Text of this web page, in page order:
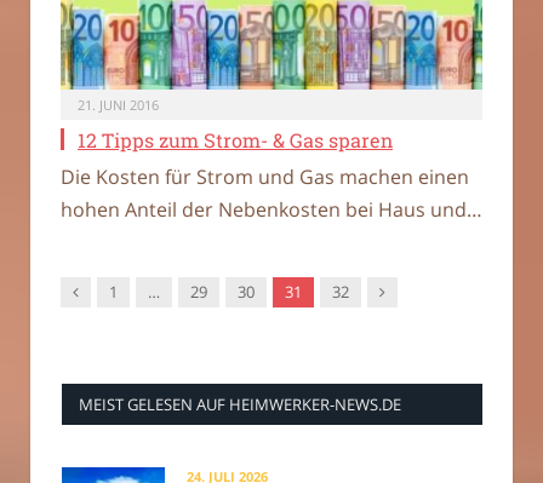
21. JUNI 2016
12 Tipps zum Strom- & Gas sparen
Die Kosten für Strom und Gas machen einen
hohen Anteil der Nebenkosten bei Haus und…
Vorgänger
1 … 29 30 31 32 Nachfolger
MEIST GELESEN AUF HEIMWERKER-NEWS.DE
24. JULI 2026